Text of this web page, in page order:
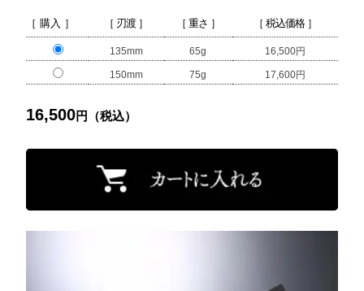
［ 購入 ］ ［ 刃渡 ］ ［ 重さ ］ ［ 税込価格 ］
135mm 65g 16,500円
150mm 75g 17,600円
16,500円（税込）